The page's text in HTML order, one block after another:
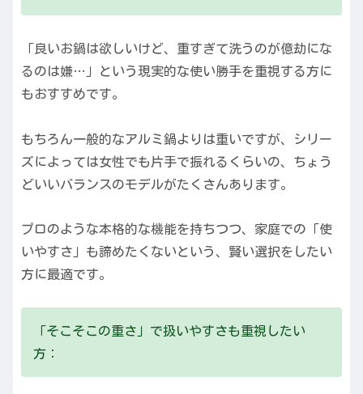
「良いお鍋は欲しいけど、重すぎて洗うのが億劫にな
るのは嫌…」という現実的な使い勝手を重視する方に
もおすすめです。
もちろん一般的なアルミ鍋よりは重いですが、シリー
ズによっては女性でも片手で振れるくらいの、ちょう
どいいバランスのモデルがたくさんあります。
プロのような本格的な機能を持ちつつ、家庭での「使
いやすさ」も諦めたくないという、賢い選択をしたい
方に最適です。
「そこそこの重さ」で扱いやすさも重視したい
方：